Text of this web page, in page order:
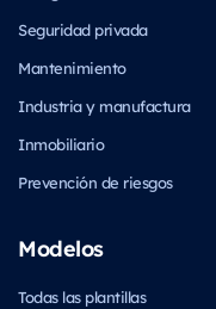
Seguridad privada
Mantenimiento
Industria y manufactura
Inmobiliario
Prevención de riesgos
Modelos
Todas las plantillas